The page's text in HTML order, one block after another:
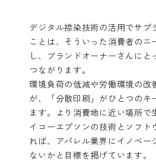
デジタル捺染技術の活用でサプ
ことは、そういった消費者の
し、ブランドオーナーさんにと
つながります。
環境負荷の低減や労働環境の改
が、「分散印刷」がひとつのキ
ます。より消費地に近い場所で
イコーエプソンの技術とソフト
れば、アパレル業界にイノベー
ないかと目標を掲げています。